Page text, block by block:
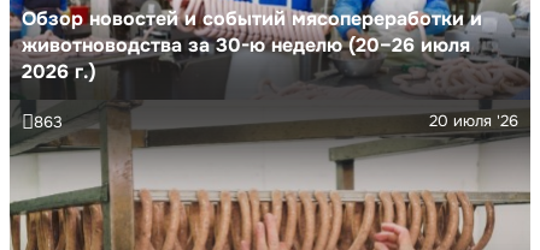
Обзор новостей и событий мясопереработки и
животноводства за 30-ю неделю (20–26 июля
2026 г.)
20 июля '26
863